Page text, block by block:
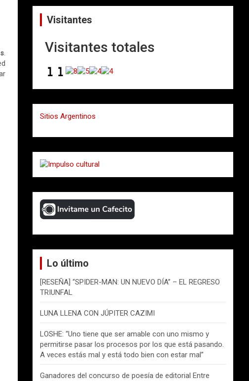
.
Visitantes
Visitantes totales
Sitios Argentinos
Lo último
[RESEÑA] “SPIDER-MAN: UN NUEVO DÍA” – EL REGRESO
TRIUNFAL
LUNA LLENA CON JÚPITER CAZIMI
LOSHE: “Uno tiene que ser amable con uno mismo y
permitirse pasar los procesos por los que está pasando.
A veces estás mal y está todo bien con estar mal”
Ganadores del concurso de poesía de editorial Entre